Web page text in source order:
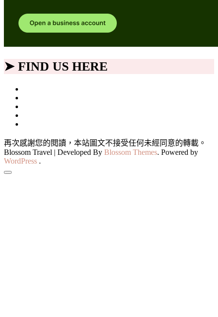
➤ FIND US HERE
再次感謝您的閱讀，本站圖文不接受任何未經同意的轉載。
Blossom Travel | Developed By Blossom Themes. Powered by
WordPress .